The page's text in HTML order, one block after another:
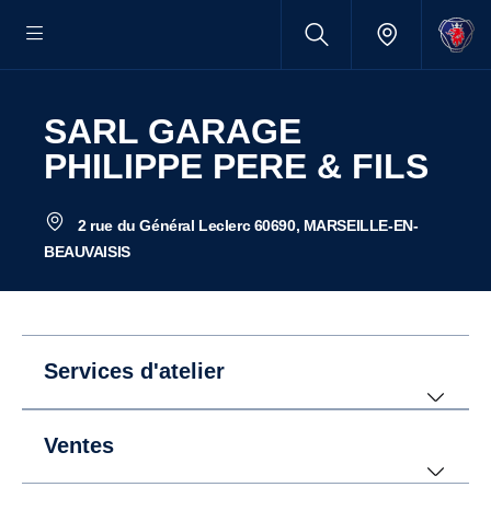
SARL GARAGE
PHILIPPE PERE & FILS
2 rue du Général Leclerc 60690, MARSEILLE-EN-
BEAUVAISIS
Services d'atelier
Ventes